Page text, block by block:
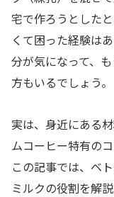
宅で作ろうとした
くて困った経験は
分が気になって、
方もいるでしょう。
実は、身近にある
ムコーヒー特有の
この記事では、ベ
ミルクの役割を解